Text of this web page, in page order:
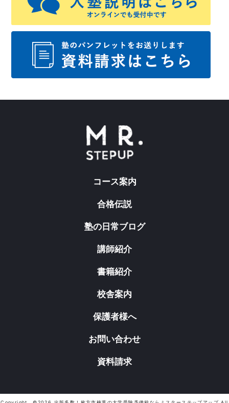
コース案内
合格伝説
塾の日常ブログ
講師紹介
書籍紹介
校舎案内
保護者様へ
お問い合わせ
資料請求